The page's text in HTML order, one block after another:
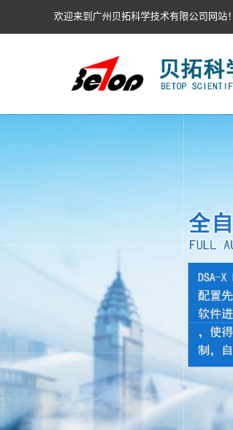
欢迎来到广州贝拓科学技术有限公司网站！